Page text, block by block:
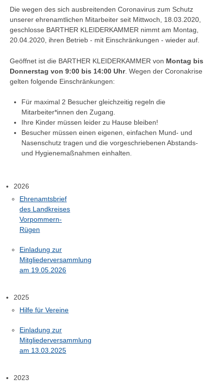
Die wegen des sich ausbreitenden Coronavirus zum Schutz
unserer ehrenamtlichen Mitarbeiter seit Mittwoch, 18.03.2020,
geschlosse BARTHER KLEIDERKAMMER nimmt am Montag,
20.04.2020, ihren Betrieb - mit Einschränkungen - wieder auf.
Geöffnet ist die BARTHER KLEIDERKAMMER von Montag bis
Donnerstag von 9:00 bis 14:00 Uhr. Wegen der Coronakrise
gelten folgende Einschränkungen:
Für maximal 2 Besucher gleichzeitig regeln die
Mitarbeiter*innen den Zugang.
Ihre Kinder müssen leider zu Hause bleiben!
Besucher müssen einen eigenen, einfachen Mund- und
Nasenschutz tragen und die vorgeschriebenen Abstands-
und Hygienemaßnahmen einhalten.
2026
Ehrenamtsbrief
des Landkreises
Vorpommern-
Rügen
Einladung zur
Mitgliederversammlung
am 19.05.2026
2025
Hilfe für Vereine
Einladung zur
Mitgliederversammlung
am 13.03.2025
2023